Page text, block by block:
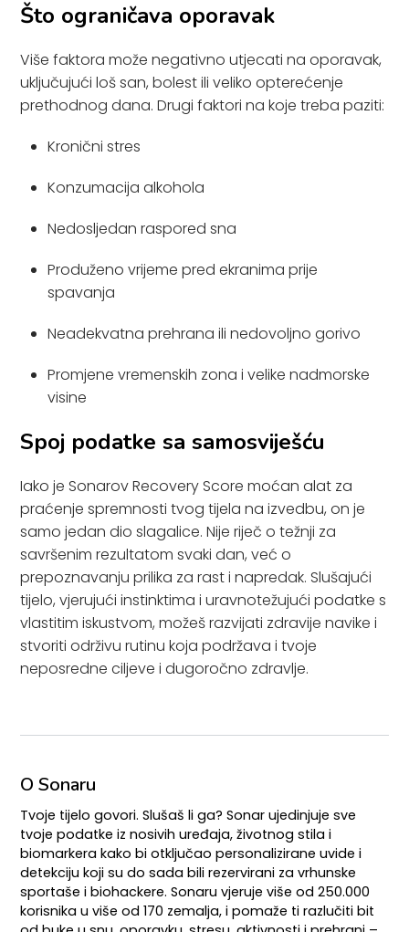
Što ograničava oporavak
Više faktora može negativno utjecati na oporavak,
uključujući loš san, bolest ili veliko opterećenje
prethodnog dana. Drugi faktori na koje treba paziti:
Kronični stres
Konzumacija alkohola
Nedosljedan raspored sna
Produženo vrijeme pred ekranima prije
spavanja
Neadekvatna prehrana ili nedovoljno gorivo
Promjene vremenskih zona i velike nadmorske
visine
Spoj podatke sa samosviješću
Iako je Sonarov Recovery Score moćan alat za
praćenje spremnosti tvog tijela na izvedbu, on je
samo jedan dio slagalice. Nije riječ o težnji za
savršenim rezultatom svaki dan, već o
prepoznavanju prilika za rast i napredak. Slušajući
tijelo, vjerujući instinktima i uravnotežujući podatke s
vlastitim iskustvom, možeš razvijati zdravije navike i
stvoriti održivu rutinu koja podržava i tvoje
neposredne ciljeve i dugoročno zdravlje.
O Sonaru
Tvoje tijelo govori. Slušaš li ga? Sonar ujedinjuje sve
tvoje podatke iz nosivih uređaja, životnog stila i
biomarkera kako bi otključao personalizirane uvide i
detekciju koji su do sada bili rezervirani za vrhunske
sportaše i biohackere. Sonaru vjeruje više od 250.000
korisnika u više od 170 zemalja, i pomaže ti razlučiti bit